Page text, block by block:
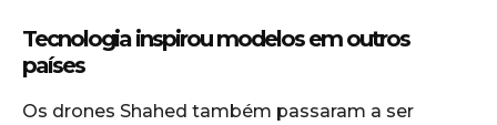
Tecnologia inspirou modelos em outros
países
Os drones Shahed também passaram a ser